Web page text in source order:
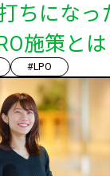
ちになっ
施策とは
#LPO